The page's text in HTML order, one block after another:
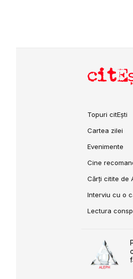
Topuri citEști
Cartea zilei
Evenimente
Cine
Cărți citite de
Interviu cu o
Lectura